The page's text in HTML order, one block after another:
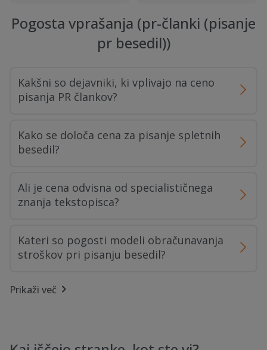
Pogosta vprašanja (pr-članki (pisanje
pr besedil))
Kakšni so dejavniki, ki vplivajo na ceno
pisanja PR člankov?
Kako se določa cena za pisanje spletnih
besedil?
Ali je cena odvisna od specialističnega
znanja tekstopisca?
Kateri so pogosti modeli obračunavanja
stroškov pri pisanju besedil?
Kako lahko naročnik prihrani pri stroških
Ali je mogoče dobiti ponudbo za pisanje
Prikaži več